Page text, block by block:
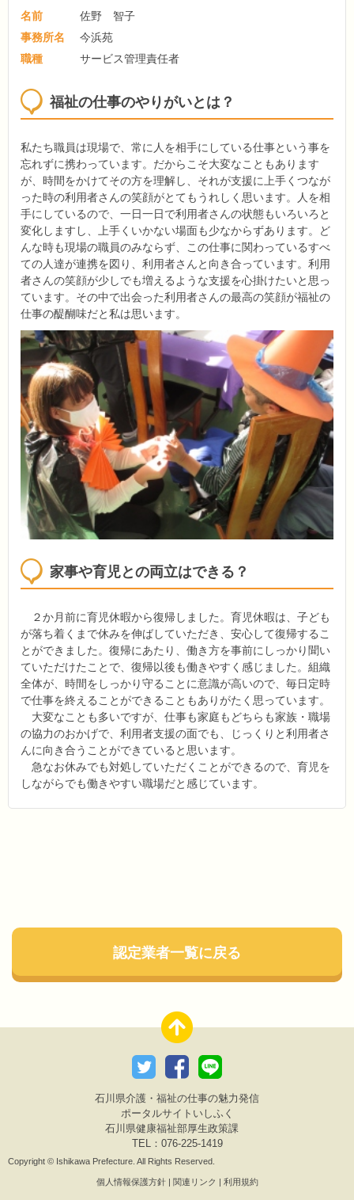
名前
佐野 智子
事務所名
今浜苑
職種
サービス管理責任者
福祉の仕事のやりがいとは？
私たち職員は現場で、常に人を相手にしている仕事という事を
忘れずに携わっています。だからこそ大変なこともあります
が、時間をかけてその方を理解し、それが支援に上手くつなが
った時の利用者さんの笑顔がとてもうれしく思います。人を相
手にしているので、一日一日で利用者さんの状態もいろいろと
変化しますし、上手くいかない場面も少なからずあります。ど
んな時も現場の職員のみならず、この仕事に関わっているすべ
ての人達が連携を図り、利用者さんと向き合っています。利用
者さんの笑顔が少しでも増えるような支援を心掛けたいと思っ
ています。その中で出会った利用者さんの最高の笑顔が福祉の
仕事の醍醐味だと私は思います。
家事や育児との両立はできる？
２か月前に育児休暇から復帰しました。育児休暇は、子ども
が落ち着くまで休みを伸ばしていただき、安心して復帰するこ
とができました。復帰にあたり、働き方を事前にしっかり聞い
ていただけたことで、復帰以後も働きやすく感じました。組織
全体が、時間をしっかり守ることに意識が高いので、毎日定時
で仕事を終えることができることもありがたく思っています。
大変なことも多いですが、仕事も家庭もどちらも家族・職場
の協力のおかげで、利用者支援の面でも、じっくりと利用者さ
んに向き合うことができていると思います。
急なお休みでも対処していただくことができるので、育児を
しながらでも働きやすい職場だと感じています。
認定業者一覧に戻る
石川県介護・福祉の仕事の魅力発信
ポータルサイトいしふく
石川県健康福祉部厚生政策課
TEL：076-225-1419
Copyright © Ishikawa Prefecture. All Rights Reserved.
個人情報保護方針| 関連リンク 利用規約